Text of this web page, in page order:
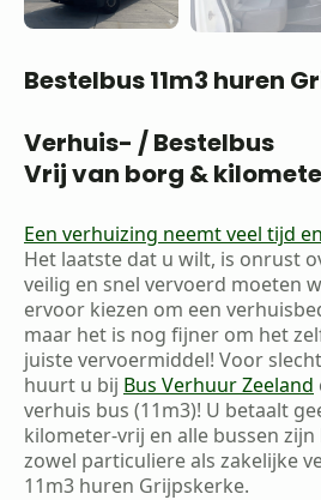
Bestelbus 11m3 huren
Verhuis- / Bestelbus
Vrij van borg &
Een verhuizing neemt veel tijd
Het laatste dat u wilt, is onrust
veilig en snel vervoerd moeten
ervoor kiezen om een
maar het is nog fijner om het
juiste vervoermiddel! Voor
huurt u bij Bus Verhuur Zeeland
verhuis bus (11m3)! U betaalt
kilometer-vrij en alle bussen
zowel particuliere als zakelijke
11m3 huren Grijpskerke.